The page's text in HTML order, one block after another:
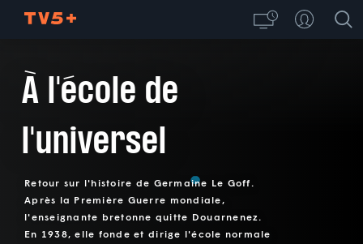
À l'école de
l'universel
Retour sur l'histoire de Germaine Le Goff.
Après la Première Guerre mondiale,
l'enseignante bretonne quitte Douarnenez.
En 1938, elle fonde et dirige l'école normale